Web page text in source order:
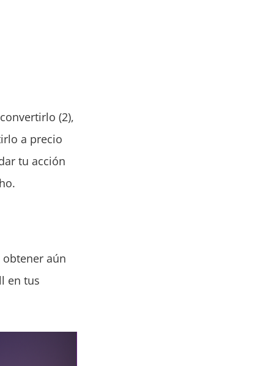
(2),
a precio
tu acción
aún
en tus